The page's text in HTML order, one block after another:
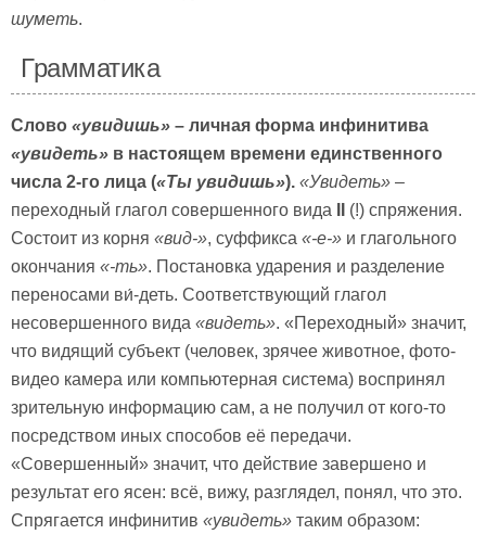
шуметь.
Грамматика
Слово «увидишь» – личная форма инфинитива
«увидеть» в настоящем времени единственного
числа 2-го лица («Ты увидишь»). «Увидеть» –
переходный глагол совершенного вида
(!) спряжения.
Состоит из корня «вид-», суффикса «-е-» и глагольного
окончания «-ть». Постановка ударения и разделение
переносами ви́-деть. Соответствующий глагол
несовершенного вида «видеть». «Переходный» значит,
что видящий субъект (человек, зрячее животное, фото-
видео камера или компьютерная система) воспринял
зрительную информацию сам, а не получил от кого-то
посредством иных способов её передачи.
«Совершенный» значит, что действие завершено и
результат его ясен: всё, вижу, разглядел, понял, что это.
Спрягается инфинитив «увидеть» таким образом: